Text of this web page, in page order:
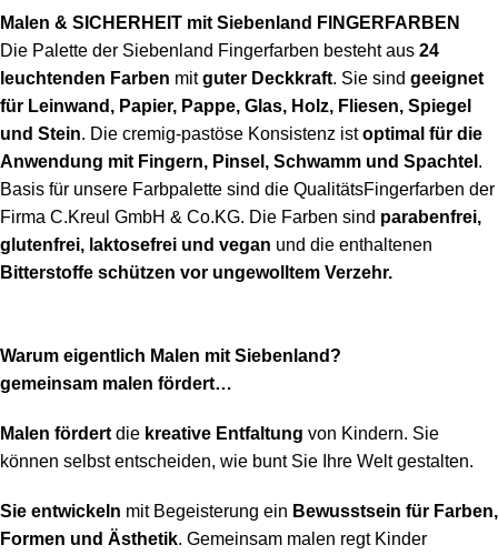
Malen & SICHERHEIT mit Siebenland FINGERFARBEN
Die Palette der Siebenland Fingerfarben besteht aus 24
leuchtenden Farben mitguter Deckkraft. Sie sind geeignet
für Leinwand, Papier, Pappe, Glas, Holz, Fliesen, Spiegel
und Stein. Die cremig-pastöse Konsistenz istoptimal für die
Anwendung mit Fingern, Pinsel, Schwamm und Spachtel .
Basis für unsere Farbpalette sind die QualitätsFingerfarben der
Firma C.Kreul GmbH & Co.KG. Die Farben sind parabenfrei,
glutenfrei, laktosefrei und vegan und die enthaltenen
Bitterstoffe schützen vor ungewolltem Verzehr.
Warum eigentlich Malen mit Siebenland?
gemeinsam malen fördert…
Malen fördert die kreative Entfaltung von Kindern. Sie
können selbst entscheiden, wie bunt Sie Ihre Welt gestalten.
Sie entwickeln mit Begeisterung ein Bewusstsein für Farben,
Formen und Ästhetik. Gemeinsam malen regt Kinder